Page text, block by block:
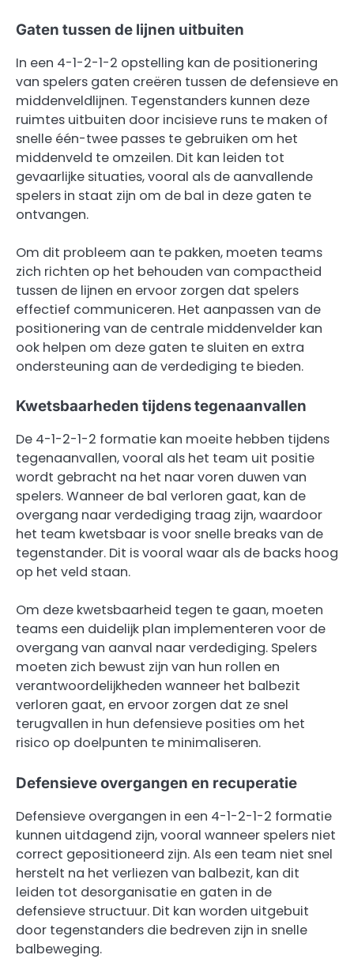
Gaten tussen de lijnen uitbuiten
In een 4-1-2-1-2 opstelling kan de positionering
van spelers gaten creëren tussen de defensieve en
middenveldlijnen. Tegenstanders kunnen deze
ruimtes uitbuiten door incisieve runs te maken of
snelle één-twee passes te gebruiken om het
middenveld te omzeilen. Dit kan leiden tot
gevaarlijke situaties, vooral als de aanvallende
spelers in staat zijn om de bal in deze gaten te
ontvangen.
Om dit probleem aan te pakken, moeten teams
zich richten op het behouden van compactheid
tussen de lijnen en ervoor zorgen dat spelers
effectief communiceren. Het aanpassen van de
positionering van de centrale middenvelder kan
ook helpen om deze gaten te sluiten en extra
ondersteuning aan de verdediging te bieden.
Kwetsbaarheden tijdens tegenaanvallen
De 4-1-2-1-2 formatie kan moeite hebben tijdens
tegenaanvallen, vooral als het team uit positie
wordt gebracht na het naar voren duwen van
spelers. Wanneer de bal verloren gaat, kan de
overgang naar verdediging traag zijn, waardoor
het team kwetsbaar is voor snelle breaks van de
tegenstander. Dit is vooral waar als de backs hoog
op het veld staan.
Om deze kwetsbaarheid tegen te gaan, moeten
teams een duidelijk plan implementeren voor de
overgang van aanval naar verdediging. Spelers
moeten zich bewust zijn van hun rollen en
verantwoordelijkheden wanneer het balbezit
verloren gaat, en ervoor zorgen dat ze snel
terugvallen in hun defensieve posities om het
risico op doelpunten te minimaliseren.
Defensieve overgangen en recuperatie
Defensieve overgangen in een 4-1-2-1-2 formatie
kunnen uitdagend zijn, vooral wanneer spelers niet
correct gepositioneerd zijn. Als een team niet snel
herstelt na het verliezen van balbezit, kan dit
leiden tot desorganisatie en gaten in de
defensieve structuur. Dit kan worden uitgebuit
door tegenstanders die bedreven zijn in snelle
balbeweging.